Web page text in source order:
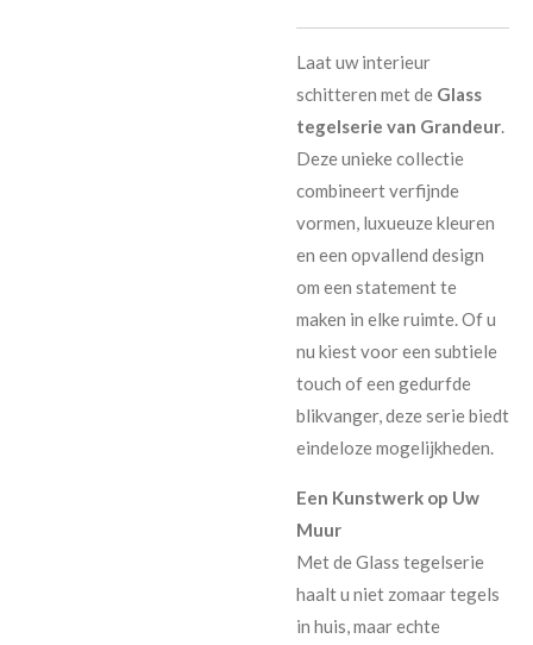
Laat uw interieur
schitteren met de Glass
tegelserie van Grandeur.
Deze unieke collectie
combineert verfijnde
vormen, luxueuze kleuren
en een opvallend design
om een statement te
maken in elke ruimte. Of u
nu kiest voor een subtiele
touch of een gedurfde
blikvanger, deze serie biedt
eindeloze mogelijkheden.
Een Kunstwerk op Uw
Muur
Met de Glass tegelserie
haalt u niet zomaar tegels
in huis, maar echte